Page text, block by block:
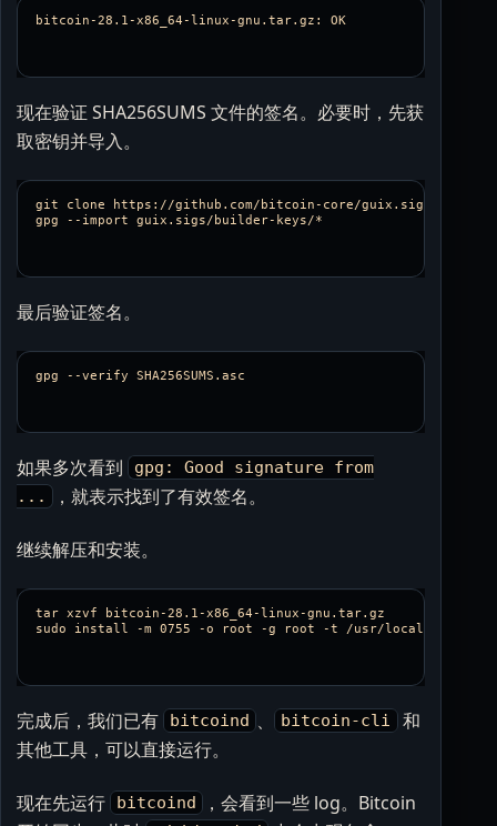
现在验证 SHA256SUMS 文件的签名。必要时，先获
取密钥并导入。
git clone https://github.com/bitcoin-core/guix.sigs
最后验证签名。
如果多次看到
gpg: Good signature from
...
，就表示找到了有效签名。
继续解压和安装。
tar xzvf bitcoin-28.1-x86_64-linux-gnu.tar.gz
完成后，我们已有 bitcoind 、 bitcoin-cli 和
其他工具，可以直接运行。
现在先运行 bitcoind
，会看到一些 log。Bitcoin